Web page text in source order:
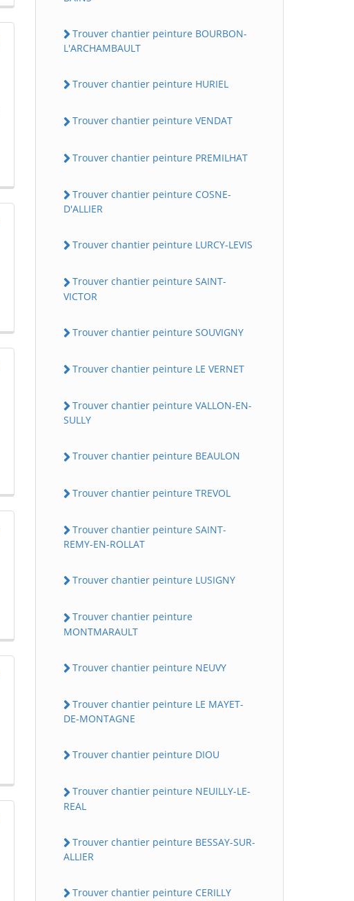
Trouver chantier peinture BOURBON-
L'ARCHAMBAULT
Trouver chantier peinture HURIEL
Trouver chantier peinture VENDAT
Trouver chantier peinture PREMILHAT
Trouver chantier peinture COSNE-
D'ALLIER
Trouver chantier peinture LURCY-LEVIS
Trouver chantier peinture SAINT-
VICTOR
Trouver chantier peinture SOUVIGNY
Trouver chantier peinture LE VERNET
Trouver chantier peinture VALLON-EN-
SULLY
Trouver chantier peinture BEAULON
Trouver chantier peinture TREVOL
Trouver chantier peinture SAINT-
REMY-EN-ROLLAT
Trouver chantier peinture LUSIGNY
Trouver chantier peinture
MONTMARAULT
Trouver chantier peinture NEUVY
Trouver chantier peinture LE MAYET-
DE-MONTAGNE
Trouver chantier peinture DIOU
Trouver chantier peinture NEUILLY-LE-
REAL
Trouver chantier peinture BESSAY-SUR-
ALLIER
Trouver chantier peinture CERILLY